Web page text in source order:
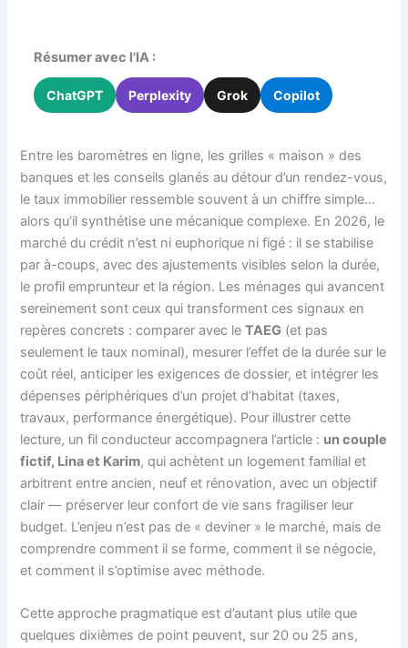
Résumer avec l'IA :
ChatGPT Perplexity Grok Copilot
Entre les baromètres en ligne, les grilles « maison » des
banques et les conseils glanés au détour d’un rendez-vous,
le taux immobilier ressemble souvent à un chiffre simple…
alors qu’il synthétise une mécanique complexe. En 2026, le
marché du crédit n’est ni euphorique ni figé : il se stabilise
par à-coups, avec des ajustements visibles selon la durée,
le profil emprunteur et la région. Les ménages qui avancent
sereinement sont ceux qui transforment ces signaux en
repères concrets : comparer avec leTAEG (et pas
seulement le taux nominal), mesurer l’effet de la durée sur le
coût réel, anticiper les exigences de dossier, et intégrer les
dépenses périphériques d’un projet d’habitat (taxes,
travaux, performance énergétique). Pour illustrer cette
lecture, un fil conducteur accompagnera l’article : un couple
fictif, Lina et Karim, qui achètent un logement familial et
arbitrent entre ancien, neuf et rénovation, avec un objectif
clair — préserver leur confort de vie sans fragiliser leur
budget. L’enjeu n’est pas de « deviner » le marché, mais de
comprendre comment il se forme, comment il se négocie,
et comment il s’optimise avec méthode.
Cette approche pragmatique est d’autant plus utile que
quelques dixièmes de point peuvent, sur 20 ou 25 ans,